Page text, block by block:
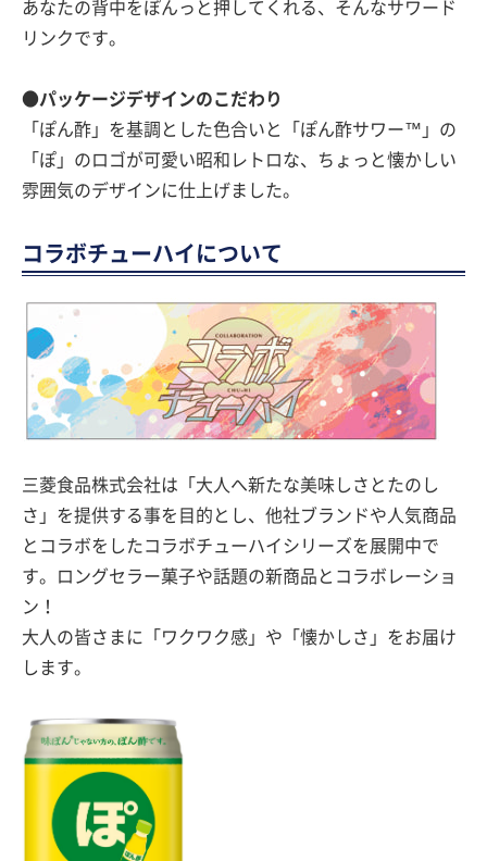
あなたの背中をぽんっと押してくれる、そんなサワード
リンクです。
●パッケージデザインのこだわり
「ぽん酢」を基調とした色合いと「ぽん酢サワー™」の
「ぽ」のロゴが可愛い昭和レトロな、ちょっと懐かしい
雰囲気のデザインに仕上げました。
コラボチューハイについて
三菱食品株式会社は「大人へ新たな美味しさとたのし
さ」を提供する事を目的とし、他社ブランドや人気商品
とコラボをしたコラボチューハイシリーズを展開中で
す。ロングセラー菓子や話題の新商品とコラボレーショ
ン！
大人の皆さまに「ワクワク感」や「懐かしさ」をお届け
します。